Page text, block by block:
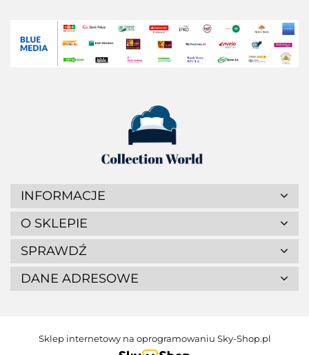
INFORMACJE
O SKLEPIE
SPRAWDŹ
DANE ADRESOWE
Sklep internetowy na oprogramowaniu Sky-Shop.pl